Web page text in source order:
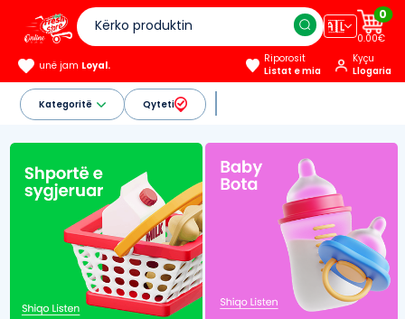
🇦🇱
0
0.00€
unë jam Loyal.
Riporosit
Listat e mia
Kyçu
Llogaria
Kategoritë Qyteti